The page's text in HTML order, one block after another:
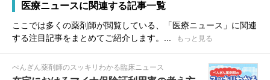
医療ニュースに関連する記事一覧
ここでは多くの薬剤師が閲覧している、「医療ニュース」に関連
する注目記事をまとめてご紹介します。...
もっと見る
ぺんぎん薬剤師のスッキリわかる臨床ニュース